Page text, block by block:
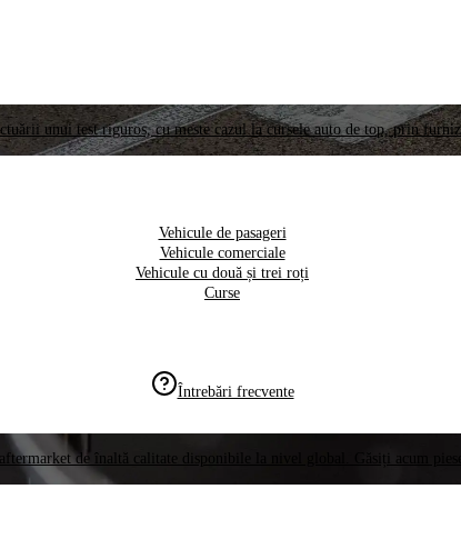
unui test riguros, cu meste cazul la cursele auto de top, prin
Vehicule de pasageri
Vehicule comerciale
Vehicule cu două și trei roți
Curse
Întrebări frecvente
de înaltă calitate disponibile la nivel global. Găsiți acum